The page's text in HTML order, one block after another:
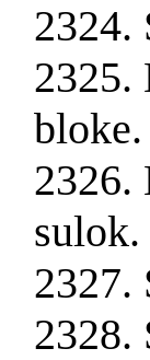
2324.
2325.
bloke.
2326.
sulok.
2327.
2328.